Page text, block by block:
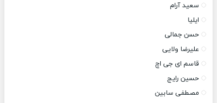
سعید آرام
ایلیا
حسن جمالی
علیرضا ولایی
قاسم ای جی اچ
حسین رایج
مصطفی سابین